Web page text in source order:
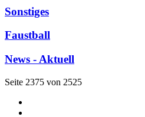
Sonstiges
Faustball
News - Aktuell
Seite 2375 von 2525